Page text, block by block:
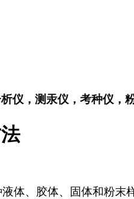
，测汞仪，考种仪，
胶体、固体和粉末